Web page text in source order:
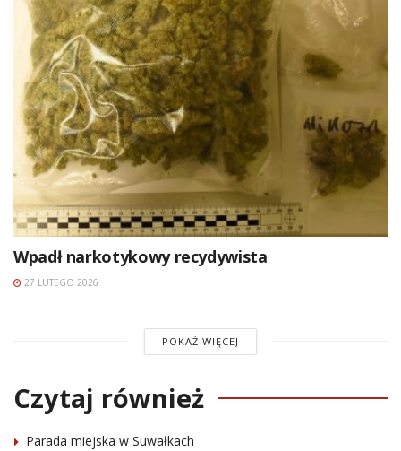
Wpadł narkotykowy recydywista
27 LUTEGO 2026
POKAŻ WIĘCEJ
Czytaj również
Parada miejska w Suwałkach